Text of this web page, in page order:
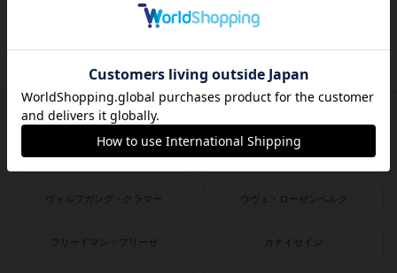
作者
ライナー・クニツィア クラウス・トイバー
ヴォルフガング・クラマー ウヴェ・ローゼンベルク
フリードマン・フリーゼ カナイセイジ